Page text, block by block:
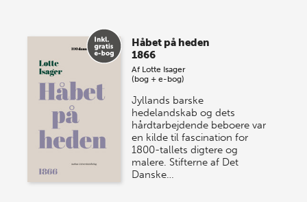
Håbet på heden
1866
Af Lotte Isager
(bog + e-bog)
Jyllands barske
hedelandskab og dets
hårdtarbejdende beboere var
en kilde til fascination for
1800-tallets digtere og
malere. Stifterne af Det
Danske…